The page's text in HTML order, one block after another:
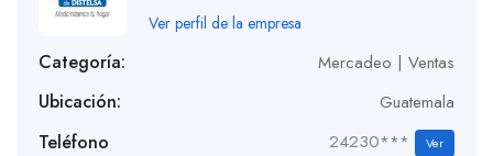
Ver perfil de la empresa
Categoría: Mercadeo | Ventas
Ubicación: Guatemala
Teléfono 24230*** Ver